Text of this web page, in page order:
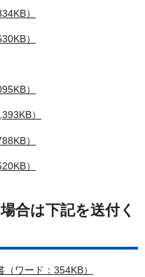
）
）
）
）
）
）
合は下記を送付く
ワード：354KB）